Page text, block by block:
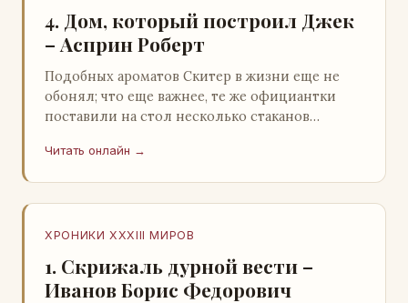
4. Дом, который построил Джек
– Асприн Роберт
Подобных ароматов Скитер в жизни еще не
обонял; что еще важнее, те же официантки
поставили на стол несколько стаканов
Скитер опрокин…
Читать онлайн →
ХРОНИКИ XXXIII МИРОВ
1. Скрижаль дурной вести –
Иванов Борис Федорович